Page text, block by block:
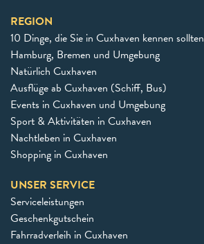
REGION
10 Dinge, die Sie in Cuxhaven kennen sollten
Hamburg, Bremen und Umgebung
Natürlich Cuxhaven
Ausflüge ab Cuxhaven (Schiff, Bus)
Events in Cuxhaven und Umgebung
Sport & Aktivitäten in Cuxhaven
Nachtleben in Cuxhaven
Shopping in Cuxhaven
UNSER SERVICE
Serviceleistungen
Geschenkgutschein
Fahrradverleih in Cuxhaven